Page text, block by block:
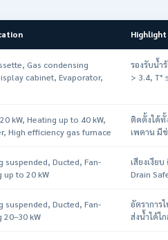
Highlight
Gas condensing
cabinet, Evaporator,
รองรับน้ำ
> 3.4, T°
kW, Heating up to 40 kW,
High efficiency gas furnace
ติดตั้งได้
เพดาน มี
suspended, Ducted, Fan-
up to 20 kW
เสียงเงีย
Drain
suspended, Ducted, Fan-
kW
อัตราการ
ส่งน้ำได้ไ